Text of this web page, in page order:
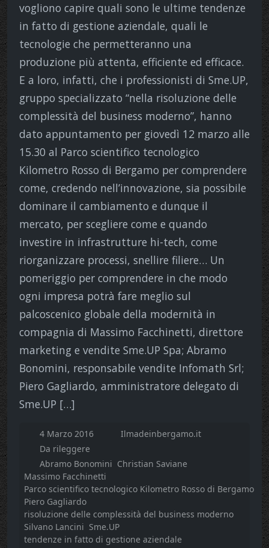
vogliono capire quali sono le ultime tendenze
in fatto di gestione aziendale, quali le
tecnologie che permetteranno una
produzione più attenta, efficiente ed efficace.
E a loro, infatti, che i professionisti di Sme.UP,
gruppo specializzato “nella risoluzione delle
complessità del business moderno”, hanno
dato appuntamento per giovedì 12 marzo alle
15.30 al Parco scientifico tecnologico
Kilometro Rosso di Bergamo per comprendere
come, credendo nell’innovazione, sia possibile
dominare il cambiamento e dunque il
mercato, per scegliere come e quando
investire in infrastrutture hi-tech, come
riorganizzare processi, snellire filiere… Un
pomeriggio per comprendere in che modo
ogni impresa potrà fare meglio sul
palcoscenico globale della modernità in
compagnia di Massimo Facchinetti, direttore
marketing e vendite Sme.UP Spa; Abramo
Bonomini, responsabile vendite Infomath Srl;
Piero Gagliardo, amministratore delegato di
Sme.UP […]
4 Marzo 2016
Ilmadeinbergamo.it
Da rileggere
Abramo Bonomini Christian Saviane
Massimo Facchinetti
Parco scientifico tecnologico Kilometro Rosso di Bergamo
Piero Gagliardo
risoluzione delle complessità del business moderno
Silvano Lancini Sme.UP
tendenze in fatto di gestione aziendale